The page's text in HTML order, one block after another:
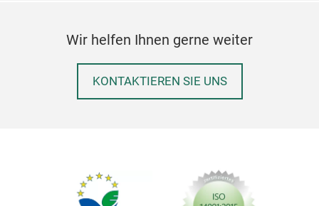
Wir helfen Ihnen gerne weiter
KONTAKTIEREN SIE UNS